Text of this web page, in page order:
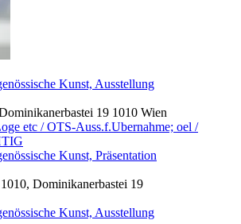
Kunst, Ausstellung
19 1010 Wien
etc / OTS-Auss.f.Ubernahme; oel /
Kunst, Präsentation
Dominikanerbastei 19
Kunst, Ausstellung